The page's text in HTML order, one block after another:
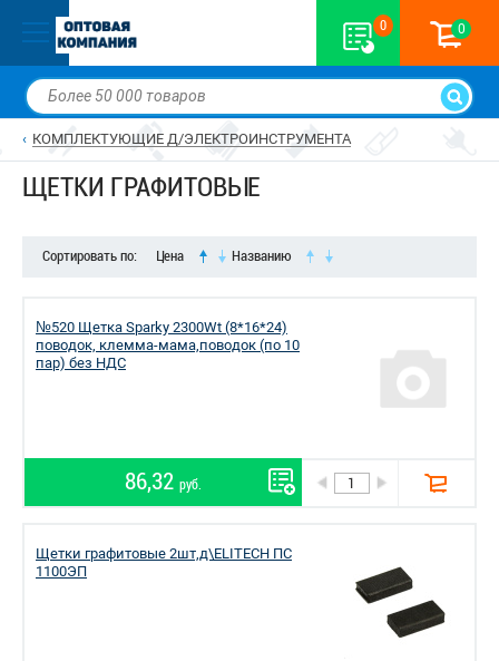
0 0
КОМПЛЕКТУЮЩИЕ Д/ЭЛЕКТРОИНСТРУМЕНТА
ЩЕТКИ ГРАФИТОВЫЕ
Сортировать по: Цена Названию
№520 Щетка Sparky 2300Wt (8*16*24)
поводок, клемма-мама,поводок (по 10
пар) без НДС
86,32 руб.
Щетки графитовые 2шт,д\ELITECH ПС
1100ЭП